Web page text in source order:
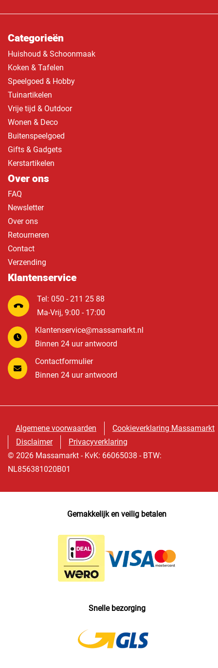
Categorieën
Huishoud & Schoonmaak
Koken & Tafelen
Speelgoed & Hobby
Tuinartikelen
Vrije tijd & Outdoor
Wonen & Deco
Buitenspeelgoed
Gifts & Gadgets
Kerstartikelen
Over ons
FAQ
Newsletter
Over ons
Retourneren
Contact
Verzending
Klantenservice
Tel: 050 - 211 25 88
Ma-Vrij, 9:00 - 17:00
Klantenservice@massamarkt.nl
Binnen 24 uur antwoord
Contactformulier
Binnen 24 uur antwoord
Algemene voorwaarden
Cookieverklaring Massamarkt
Disclaimer
Privacyverklaring
© 2026 Massamarkt - KvK: 66065038 - BTW:
NL856381020B01
Gemakkelijk en veilig betalen
Snelle bezorging